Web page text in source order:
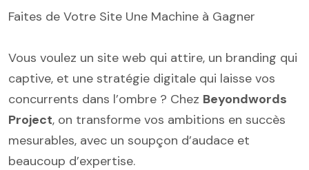
Faites de Votre Site Une Machine à Gagner
Vous voulez un site web qui attire, un branding qui
captive, et une stratégie digitale qui laisse vos
concurrents dans l’ombre ? Chez Beyondwords
Project, on transforme vos ambitions en succès
mesurables, avec un soupçon d’audace et
beaucoup d’expertise.